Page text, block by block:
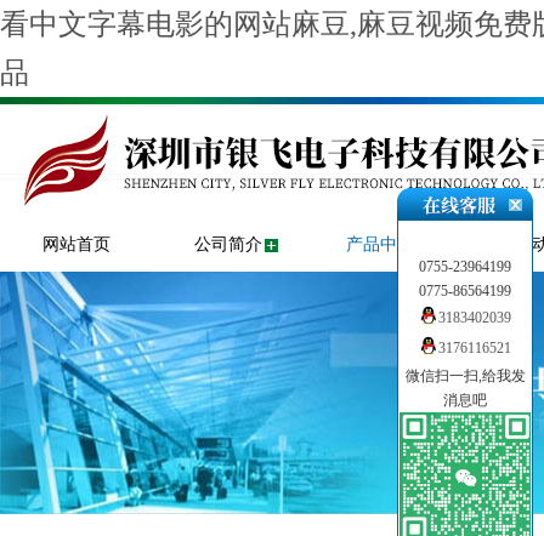
看中文字幕电影的网站麻豆,麻豆视频免
品
网站首页 公司简介 产品中心 新闻
0755-23964199
0775-86564199
3183402039
3176116521
微信扫一扫,给我发
消息吧